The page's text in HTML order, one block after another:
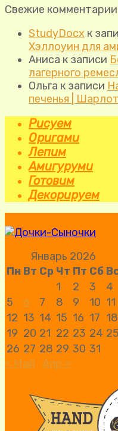
Свежие комментарии
StudyDocx к
Хэллоуин для
Аниса к записи
лагерного
Ольга к записи
печенья |
Рисуем
Оригами
Лепим
Амигуруми
Готовим
Декорируем
Январь 2026
Пн Вт Ср Чт Пт Сб
1
2 3
4
5
6 7 8 9 10 11
12 13 14 15 16 17 18
19 20 21 22 23 24 25
26 27 28 29 30 31
« Май Апр »